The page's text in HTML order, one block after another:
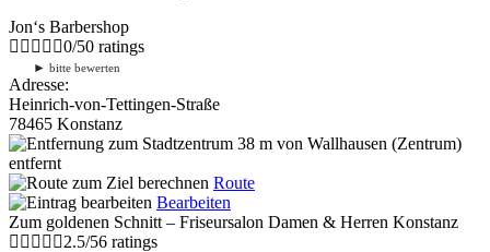
Jon‘s Barbershop
0/50 ratings
► bitte bewerten
Adresse:
Heinrich-von-Tettingen-Straße
78465 Konstanz
38 m von Wallhausen (Zentrum)
entfernt
Route
Bearbeiten
Zum goldenen Schnitt – Friseursalon Damen & Herren Konstanz
2.5/56 ratings